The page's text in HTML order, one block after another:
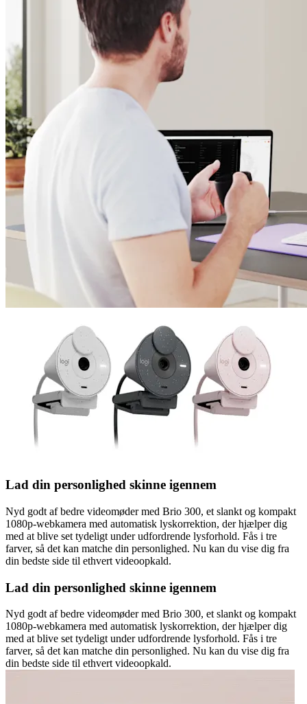
Lad din personlighed skinne igennem
Nyd godt af bedre videomøder med Brio 300, et slankt og kompakt
1080p-webkamera med automatisk lyskorrektion, der hjælper dig
med at blive set tydeligt under udfordrende lysforhold. Fås i tre
farver, så det kan matche din personlighed. Nu kan du vise dig fra
din bedste side til ethvert videoopkald.
Lad din personlighed skinne igennem
Nyd godt af bedre videomøder med Brio 300, et slankt og kompakt
1080p-webkamera med automatisk lyskorrektion, der hjælper dig
med at blive set tydeligt under udfordrende lysforhold. Fås i tre
farver, så det kan matche din personlighed. Nu kan du vise dig fra
din bedste side til ethvert videoopkald.